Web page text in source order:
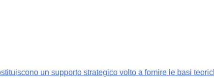
un supporto strategico volto a fornire le basi